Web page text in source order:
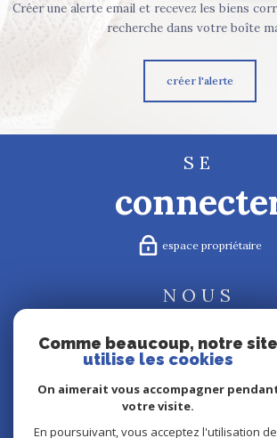
Créer une alerte email et recevez les biens
recherche dans votre boîte
créer l'alerte
SE
espace propriétaire
NOUS
suivre
NOUS
Comme beaucoup, notre site
utilise les cookies
On aimerait vous accompagner
votre visite.
En poursuivant, vous acceptez l'utilisation